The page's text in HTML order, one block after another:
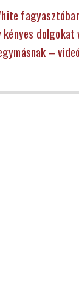
kényes dolgokat
– videó